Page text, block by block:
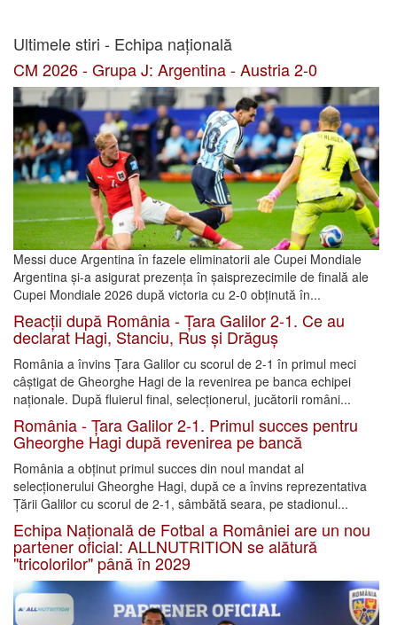
Ultimele stiri - Echipa națională
CM 2026 - Grupa J: Argentina - Austria 2-0
Messi duce Argentina în fazele eliminatorii ale Cupei Mondiale
Argentina și-a asigurat prezența în șaisprezecimile de finală ale
Cupei Mondiale 2026 după victoria cu 2-0 obținută în...
Reacții după România - Țara Galilor 2-1. Ce au
declarat Hagi, Stanciu, Rus și Drăguș
România a învins Țara Galilor cu scorul de 2-1 în primul meci
câștigat de Gheorghe Hagi de la revenirea pe banca echipei
naționale. După fluierul final, selecționerul, jucătorii români...
România - Țara Galilor 2-1. Primul succes pentru
Gheorghe Hagi după revenirea pe bancă
România a obținut primul succes din noul mandat al
selecționerului Gheorghe Hagi, după ce a învins reprezentativa
Țării Galilor cu scorul de 2-1, sâmbătă seara, pe stadionul...
Echipa Națională de Fotbal a României are un nou
partener oficial: ALLNUTRITION se alătură
"tricolorilor" până în 2029